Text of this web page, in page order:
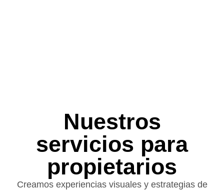
Nuestros
servicios para
propietarios
Creamos experiencias visuales y estrategias de